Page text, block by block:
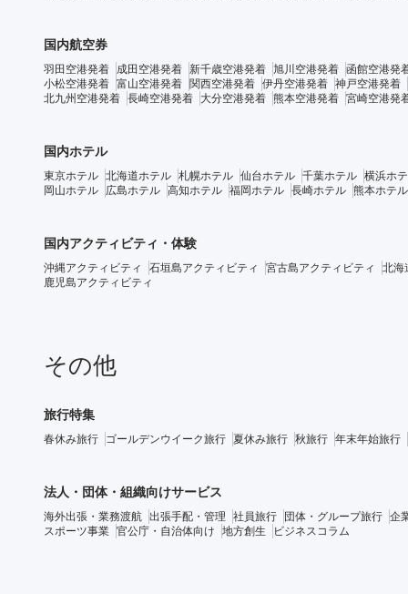
国内航空券
羽田空港発着 成田空港発着 新千歳空港発着 旭川空港発着 函館空港発
小松空港発着 富山空港発着 関西空港発着 伊丹空港発着 神戸空港発着
北九州空港発着 長崎空港発着 大分空港発着 熊本空港発着 宮崎空港発
国内ホテル
東京ホテル 北海道ホテル 札幌ホテル 仙台ホテル 千葉ホテル 横浜ホ
岡山ホテル
広島ホテル 高知ホテル 福岡ホテル 長崎ホテル 熊本ホテル
国内アクティビティ・体験
沖縄アクティビティ 石垣島アクティビティ 宮古島アクティビティ
北海
鹿児島アクティビティ
その他
旅行特集
春休み旅行 ゴールデンウイーク旅行 夏休み旅行 秋旅行 年末年始旅行
法人・団体・組織向けサービス
海外出張・業務渡航 出張手配・管理 社員旅行 団体・グループ旅行 企
スポーツ事業 官公庁・自治体向け 地方創生 ビジネスコラム